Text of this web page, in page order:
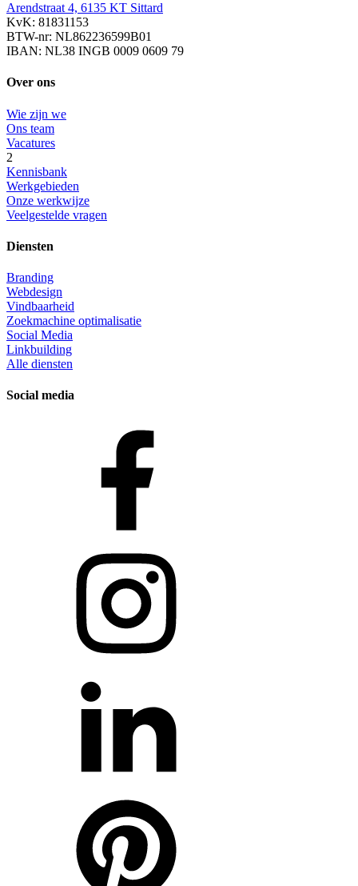
Arendstraat 4, 6135 KT Sittard
KvK: 81831153
BTW-nr: NL862236599B01
IBAN: NL38 INGB 0009 0609 79
Over ons
Wie zijn we
Ons team
Vacatures
2
Kennisbank
Werkgebieden
Onze werkwijze
Veelgestelde vragen
Diensten
Branding
Webdesign
Vindbaarheid
Zoekmachine optimalisatie
Social Media
Linkbuilding
Alle diensten
Social media